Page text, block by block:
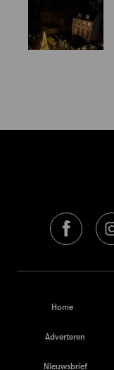
Home
Adverteren
Nieuwsbrief